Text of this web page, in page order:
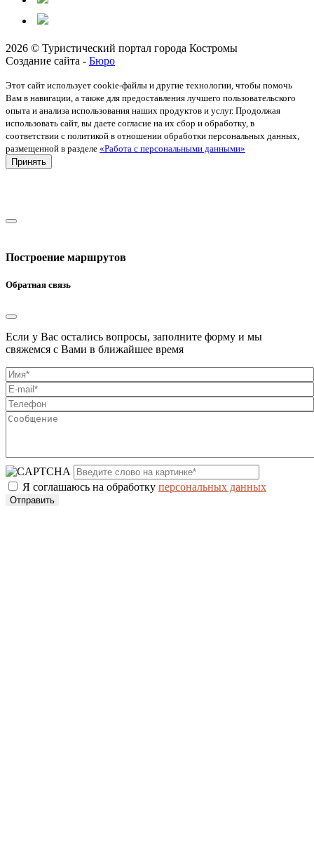
2026 © Туристический портал города Костромы
Создание сайта - Бюро
Этот сайт использует cookie-файлы и другие технологии, чтобы помочь
Вам в навигации, а также для предоставления лучшего пользовательского
опыта и анализа использования наших продуктов и услуг. Продолжая
использовать сайт, вы даете согласие на их сбор и обработку, в
соответствии с политикой в отношении обработки персональных данных,
размещенной в разделе «Работа с персональными данными»
Принять
Построение маршрутов
Обратная связь
Если у Вас остались вопросы, заполните форму и мы
свяжемся с Вами в ближайшее время
Я соглашаюсь на обработку персональных данных